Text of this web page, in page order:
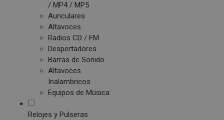
/ MP4 / MP5
Auriculares
Altavoces
Radios CD / FM
Despertadores
Barras de Sonido
Altavoces
Inalambricos
Equipos de Música
Relojes y Pulseras